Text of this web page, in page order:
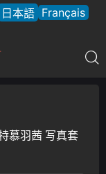
日本語 Français
慕羽茜 写真套